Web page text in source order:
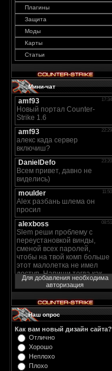
Плагины
Защита
Моды
Карты
Статьи
Мини-чат
Для добавления необходима
авторизация
Наш опрос
Как вам новый дизайн сайта?
Отлично
Хорошо
Неплохо
Плохо